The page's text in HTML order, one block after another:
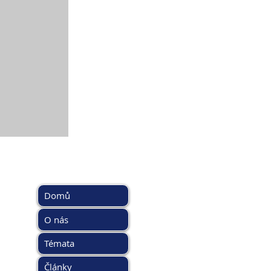
Domů
O nás
Témata
Články